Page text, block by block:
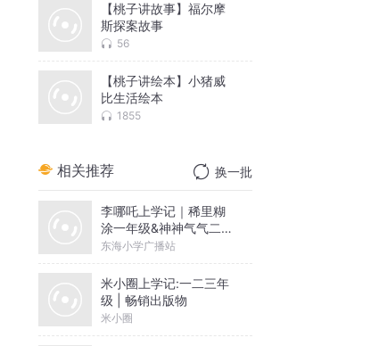
【桃子讲故事】福尔摩
斯探案故事
56
【桃子讲绘本】小猪威
比生活绘本
1855
相关推荐 换一批
李哪吒上学记｜稀里糊
涂一年级&神神气气二年
级
东海小学广播站
米小圈上学记:一二三年
级 | 畅销出版物
米小圈